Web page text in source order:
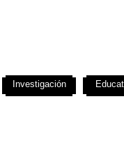
Investigación